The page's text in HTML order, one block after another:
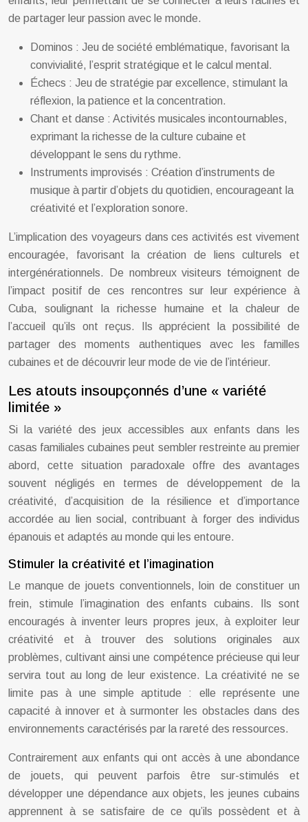
de partager leur passion avec le monde.
Dominos : Jeu de société emblématique, favorisant la
convivialité, l’esprit stratégique et le calcul mental.
Échecs : Jeu de stratégie par excellence, stimulant la
réflexion, la patience et la concentration.
Chant et danse : Activités musicales incontournables,
exprimant la richesse de la culture cubaine et
développant le sens du rythme.
Instruments improvisés : Création d’instruments de
musique à partir d’objets du quotidien, encourageant la
créativité et l’exploration sonore.
L’implication des voyageurs dans ces activités est vivement
encouragée, favorisant la création de liens culturels et
intergénérationnels. De nombreux visiteurs témoignent de
l’impact positif de ces rencontres sur leur expérience à
Cuba, soulignant la richesse humaine et la chaleur de
l’accueil qu’ils ont reçus. Ils apprécient la possibilité de
partager des moments authentiques avec les familles
cubaines et de découvrir leur mode de vie de l’intérieur.
Les atouts insoupçonnés d’une « variété
limitée »
Si la variété des jeux accessibles aux enfants dans les
casas familiales cubaines peut sembler restreinte au premier
abord, cette situation paradoxale offre des avantages
souvent négligés en termes de développement de la
créativité, d’acquisition de la résilience et d’importance
accordée au lien social, contribuant à forger des individus
épanouis et adaptés au monde qui les entoure.
Stimuler la créativité et l’imagination
Le manque de jouets conventionnels, loin de constituer un
frein, stimule l’imagination des enfants cubains. Ils sont
encouragés à inventer leurs propres jeux, à exploiter leur
créativité et à trouver des solutions originales aux
problèmes, cultivant ainsi une compétence précieuse qui leur
servira tout au long de leur existence. La créativité ne se
limite pas à une simple aptitude : elle représente une
capacité à innover et à surmonter les obstacles dans des
environnements caractérisés par la rareté des ressources.
Contrairement aux enfants qui ont accès à une abondance
de jouets, qui peuvent parfois être sur-stimulés et
développer une dépendance aux objets, les jeunes cubains
apprennent à se satisfaire de ce qu’ils possèdent et à